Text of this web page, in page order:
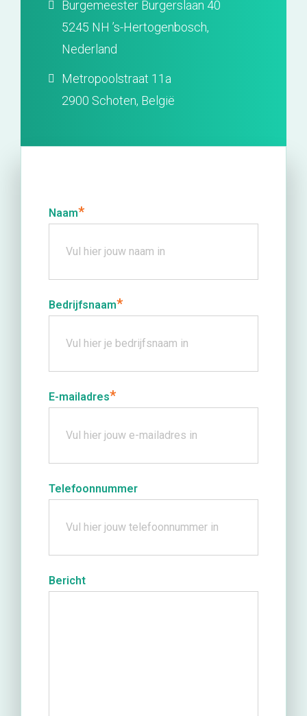
Burgemeester Burgerslaan 40
5245 NH ’s-Hertogenbosch,
Nederland
Metropoolstraat 11a
2900 Schoten, België
Naam*
Bedrijfsnaam*
E-mailadres*
Telefoonnummer
Bericht